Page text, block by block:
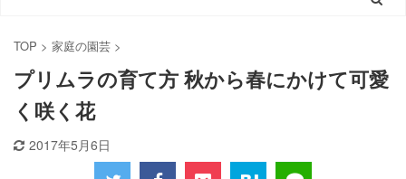
TOP > 家庭の園芸 >
プリムラの育て方 秋から春にかけて可愛
く咲く花
2017年5月6日